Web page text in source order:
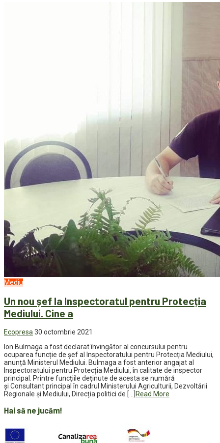
Mediu
Un nou șef la Inspectoratul pentru Protecția
Mediului. Cine a
Ecopresa 30 octombrie 2021
Ion Bulmaga a fost declarat învingător al concursului pentru
ocuparea funcție de șef al Inspectoratului pentru Protecția Mediului,
anunță Ministerul Mediului. Bulmaga a fost anterior angajat al
Inspectoratului pentru Protecția Mediului, în calitate de inspector
principal. Printre funcțiile deținute de acesta se numără
și Consultant principal în cadrul Ministerului Agriculturii, Dezvoltării
Regionale și Mediului, Direcția politici de […]
Read More
Hai să ne jucăm!